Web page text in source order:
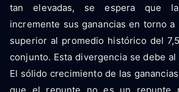
tan elevadas, se espera que
incremente sus ganancias en torno a
superior al promedio histórico del
conjunto. Esta divergencia se debe
El sólido crecimiento de las